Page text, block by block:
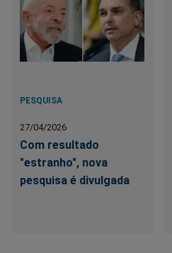
PESQUISA
27/04/2026
Com resultado
"estranho", nova
pesquisa é divulgada